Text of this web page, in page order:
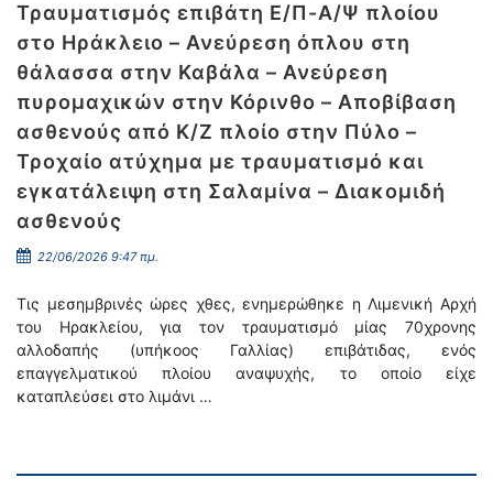
Τραυματισμός επιβάτη Ε/Π-Α/Ψ πλοίου
στο Ηράκλειο – Ανεύρεση όπλου στη
θάλασσα στην Καβάλα – Ανεύρεση
πυρομαχικών στην Κόρινθο – Αποβίβαση
ασθενούς από Κ/Ζ πλοίο στην Πύλο –
Τροχαίο ατύχημα με τραυματισμό και
εγκατάλειψη στη Σαλαμίνα – Διακομιδή
ασθενούς
22/06/2026 9:47 πμ.
Τις μεσημβρινές ώρες χθες, ενημερώθηκε η Λιμενική Αρχή
του Ηρακλείου, για τον τραυματισμό μίας 70χρονης
αλλοδαπής (υπήκοος Γαλλίας) επιβάτιδας, ενός
επαγγελματικού πλοίου αναψυχής, το οποίο είχε
καταπλεύσει στο λιμάνι …